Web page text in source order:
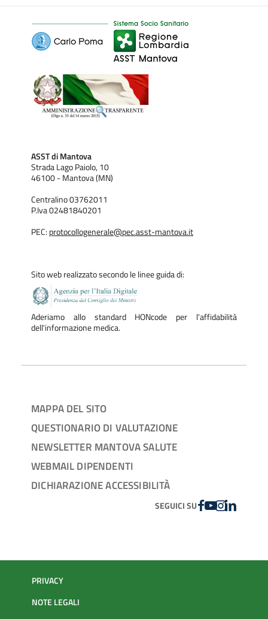
ASST di Mantova
Strada Lago Paiolo, 10
46100 - Mantova (MN)
Centralino 03762011
P.Iva 02481840201
PEC: protocollogenerale@pec.asst-mantova.it
Sito web realizzato secondo le linee guida di:
Aderiamo allo standard HONcode per l'affidabilità
dell'informazione medica.
MAPPA DEL SITO
QUESTIONARIO DI VALUTAZIONE
NEWSLETTER MANTOVA SALUTE
WEBMAIL DIPENDENTI
DICHIARAZIONE ACCESSIBILITÀ
SEGUICI SUFACEBOOK
YOUTUBE
INSTAGRAM
LINKEDIN
PRIVACY
NOTE LEGALI